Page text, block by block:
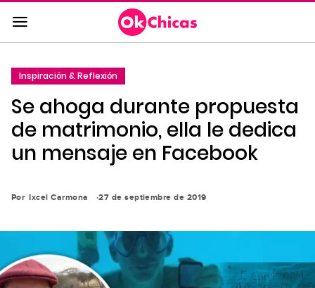
Saltar
al
contenido
a
la
navegación
principal
Inspiración & Reflexión
Se ahoga durante propuesta
de matrimonio, ella le dedica
un mensaje en Facebook
Por Ixcel Carmona 27 de septiembre de 2019